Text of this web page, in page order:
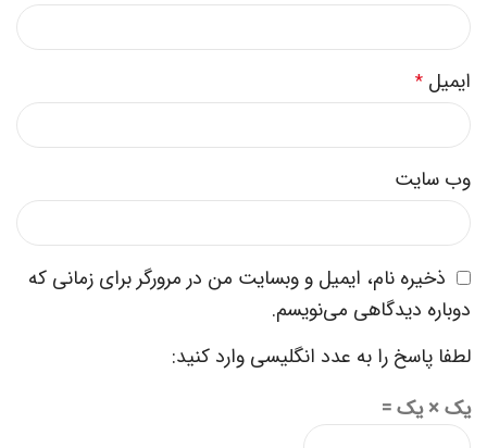
ایمیل *
وب‌ سایت
ذخیره نام، ایمیل و وبسایت من در مرورگر برای زمانی که
دوباره دیدگاهی می‌نویسم.
لطفا پاسخ را به عدد انگلیسی وارد کنید:
یک × یک =